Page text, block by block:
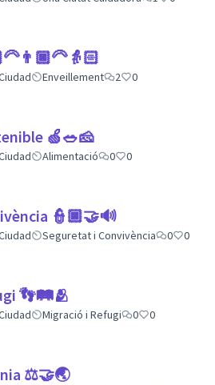
Enveillement 2 0
🍏🥗🧀
Alimentació 0 0
👮🏿🤝🔊
Seguretat i Convivència 0 0
👣🛤🫂
Migració i Refugi 0 0
⚖️🤝🌏